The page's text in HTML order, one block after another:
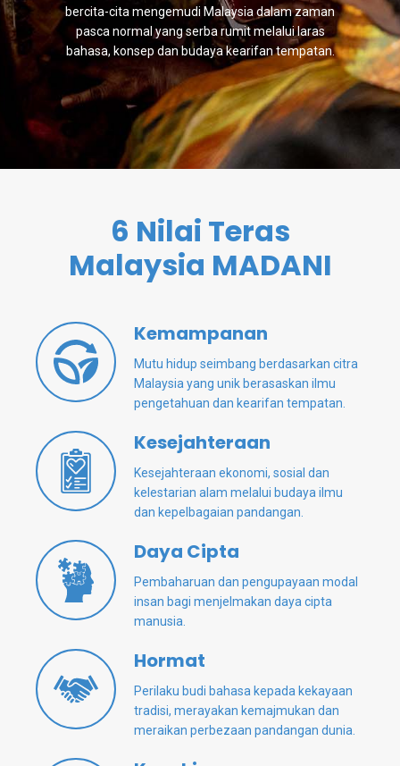
bercita-cita mengemudi Malaysia dalam zaman
pasca normal yang serba rumit melalui laras
bahasa, konsep dan budaya kearifan tempatan.
6 Nilai Teras
Malaysia MADANI
Kemampanan
Mutu hidup seimbang berdasarkan citra
Malaysia yang unik berasaskan ilmu
pengetahuan dan kearifan tempatan.
Kesejahteraan
Kesejahteraan ekonomi, sosial dan
kelestarian alam melalui budaya ilmu
dan kepelbagaian pandangan.
Daya Cipta
Pembaharuan dan pengupayaan modal
insan bagi menjelmakan daya cipta
manusia.
Hormat
Perilaku budi bahasa kepada kekayaan
tradisi, merayakan kemajmukan dan
meraikan perbezaan pandangan dunia.